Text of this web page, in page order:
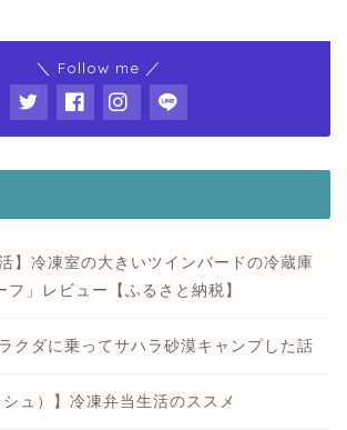
＼ Follow me ／
】冷凍室の大きいツインバードの冷蔵庫
フ」レビュー【ふるさと納税】
クダに乗ってサハラ砂漠キャンプした話
シュ）】冷凍弁当生活のススメ